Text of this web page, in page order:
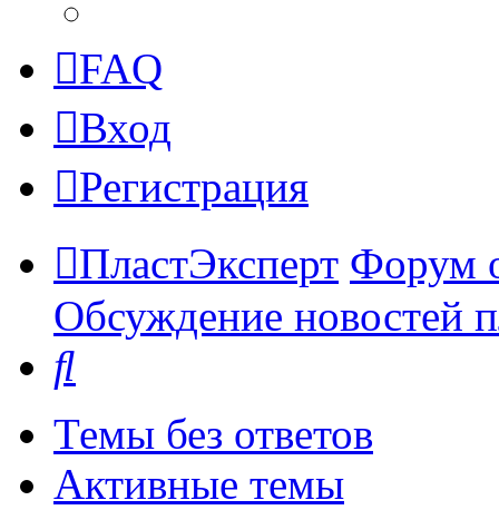
FAQ
Вход
Регистрация
ПластЭксперт Форум
Обсуждение новостей
Темы без ответов
Активные темы